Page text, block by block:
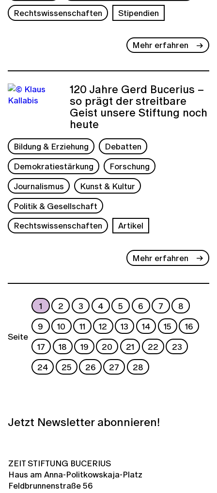
Rechtswissenschaften
Stipendien
Mehr erfahren
120 Jahre Gerd Bucerius –
so prägt der streitbare
Geist unsere Stiftung noch
heute
Bildung & Erziehung
Debatten
Demokratiestärkung
Forschung
Journalismus
Kunst & Kultur
Politik & Gesellschaft
Rechtswissenschaften
Artikel
Mehr erfahren
Seite
1 2 3 4 5 6 7
8
9
10 11 12 13 14 15
16
17
18 19 20 21 22
23
24
25 26 27 28
Jetzt Newsletter abonnieren!
ZEIT STIFTUNG BUCERIUS
Haus am Anna-Politkowskaja-Platz
Feldbrunnenstraße 56